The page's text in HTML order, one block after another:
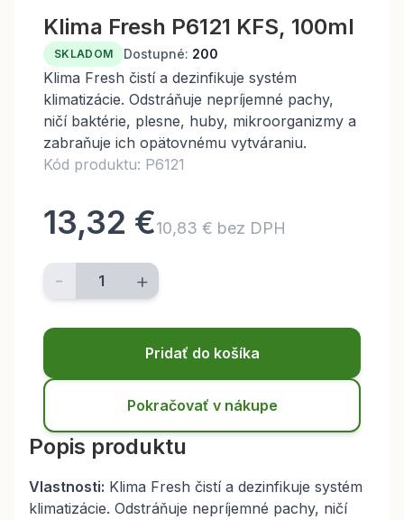
Klima Fresh P6121 KFS, 100ml
SKLADOM Dostupné: 200
Klima Fresh čistí a dezinfikuje systém
klimatizácie. Odstráňuje nepríjemné pachy,
ničí baktérie, plesne, huby, mikroorganizmy a
zabraňuje ich opätovnému vytváraniu.
Kód produktu: P6121
13,32 €10,83 € bez DPH
- +
Pridať do košíka
Pokračovať v nákupe
Popis produktu
Vlastnosti: Klima Fresh čistí a dezinfikuje systém
klimatizácie. Odstráňuje nepríjemné pachy, ničí